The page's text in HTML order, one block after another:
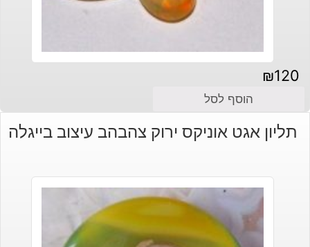
₪120
הוסף לסל
תליון אגט אוניקס ירוק צהבהב עיצוב בייגלה